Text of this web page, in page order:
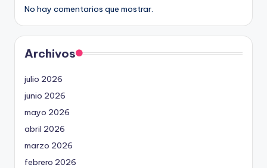
No hay comentarios que mostrar.
Archivos
julio 2026
junio 2026
mayo 2026
abril 2026
marzo 2026
febrero 2026